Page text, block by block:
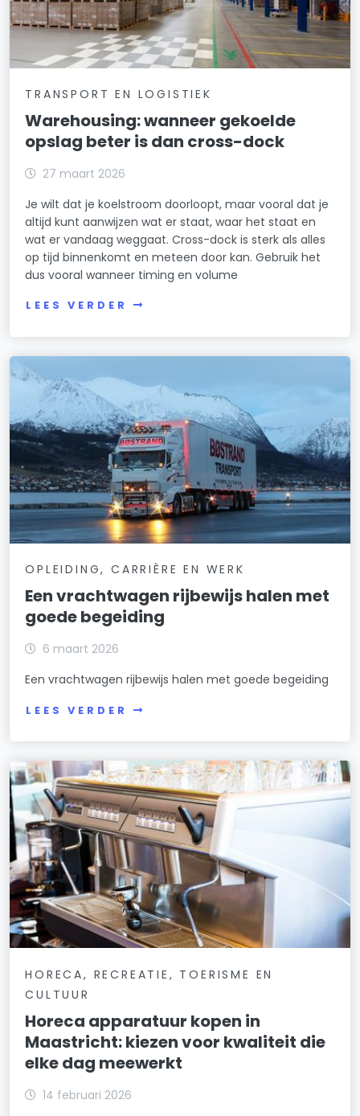
TRANSPORT EN LOGISTIEK
Warehousing: wanneer gekoelde
opslag beter is dan cross-dock
27 maart 2026
Je wilt dat je koelstroom doorloopt, maar vooral dat je
altijd kunt aanwijzen wat er staat, waar het staat en
wat er vandaag weggaat. Cross-dock is sterk als alles
op tijd binnenkomt en meteen door kan. Gebruik het
dus vooral wanneer timing en volume
LEES VERDER
OPLEIDING, CARRIÈRE EN WERK
Een vrachtwagen rijbewijs halen met
goede begeiding
6 maart 2026
Een vrachtwagen rijbewijs halen met goede begeiding
LEES VERDER
HORECA, RECREATIE, TOERISME EN
CULTUUR
Horeca apparatuur kopen in
Maastricht: kiezen voor kwaliteit die
elke dag meewerkt
14 februari 2026